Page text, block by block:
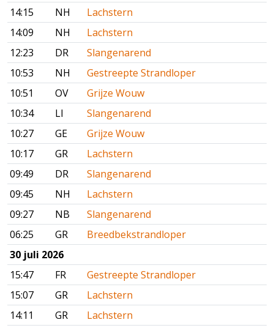
14:15
NH
Lachstern
14:09
NH
Lachstern
12:23
DR
Slangenarend
10:53
NH
Gestreepte Strandloper
10:51
OV
Grijze Wouw
10:34
LI
Slangenarend
10:27
GE
Grijze Wouw
10:17
GR
Lachstern
09:49
DR
Slangenarend
09:45
NH
Lachstern
09:27
NB
Slangenarend
06:25
GR
Breedbekstrandloper
30 juli 2026
15:47
FR
Gestreepte Strandloper
15:07
GR
Lachstern
14:11
GR
Lachstern